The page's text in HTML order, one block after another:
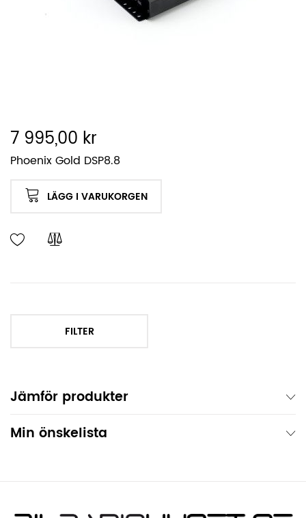
7 995,00 kr
Phoenix Gold DSP8.8
LÄGG I VARUKORGEN
FILTER
Jämför produkter
Min önskelista